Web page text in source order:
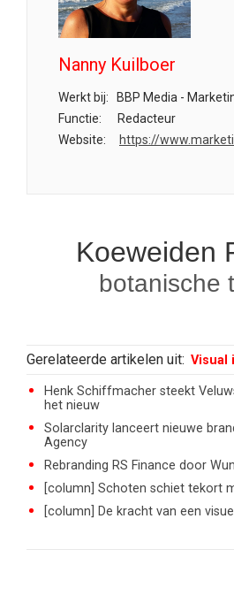
Nanny Kuilboer
Werkt bij:
BBP Media -
Functie:
Redacteur
Website:
https://
Koeweiden
botanische
Gerelateerde artikelen uit: Visual
Henk Schiffmacher steekt
het nieuw
Solarclarity lanceert nieuwe
Agency
Rebranding RS Finance door
[column] Schoten schiet tekort
[column] De kracht van een